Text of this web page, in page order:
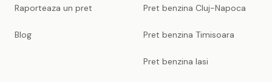
Raporteaza un pret
Blog
Pret benzina Cluj-Napoca
Pret benzina Timisoara
Pret benzina Iasi